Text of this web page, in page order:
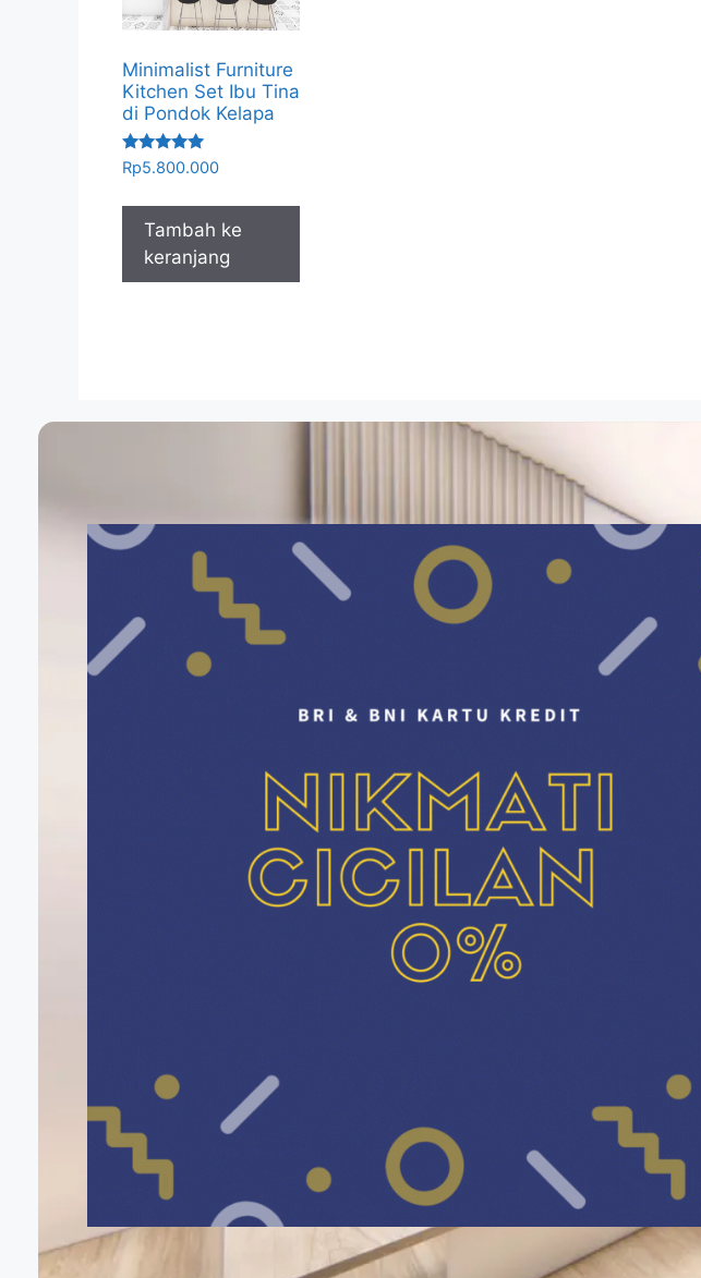
Minimalist Furniture
Kitchen Set Ibu Tina
di Pondok Kelapa
Dinilai
5.00
Rp5.800.000
Tambah ke
keranjang